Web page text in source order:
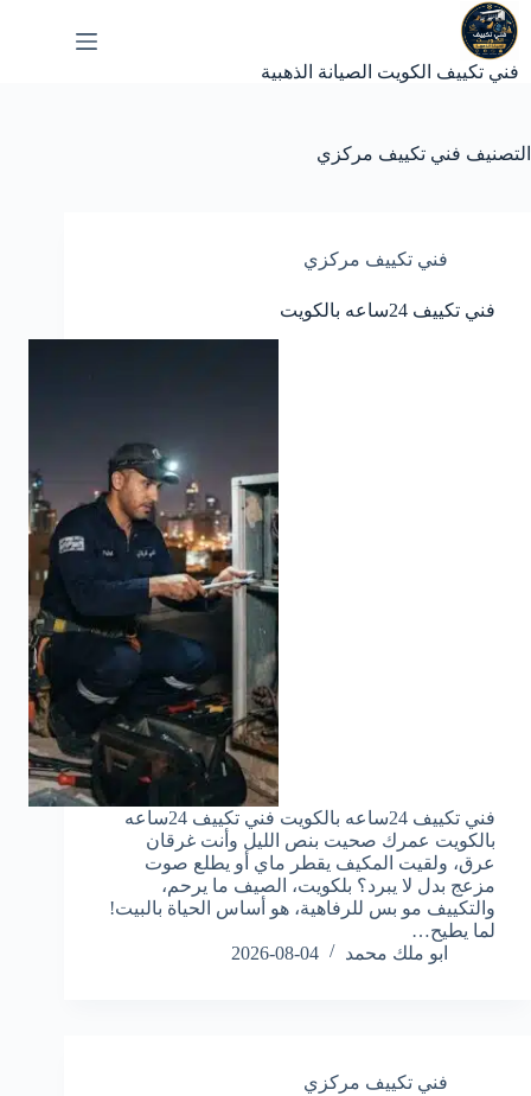
التجاوز
إلى
المحتوى
فني تكييف الكويت الصيانة الذهبية
التصنيف فني تكييف مركزي
فني تكييف مركزي
فني تكييف 24ساعه بالكويت
فني تكييف 24ساعه بالكويت فني تكييف 24ساعه
بالكويت عمرك صحيت بنص الليل وأنت غرقان
عرق، ولقيت المكيف يقطر ماي أو يطلع صوت
مزعج بدل لا يبرد؟ بلكويت، الصيف ما يرحم،
والتكييف مو بس للرفاهية، هو أساس الحياة بالبيت!
لما يطيح…
ابو ملك محمد
2026-08-04
فني تكييف مركزي